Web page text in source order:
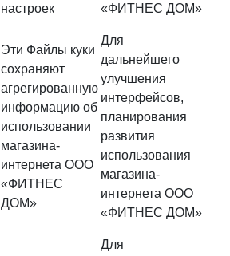
настроек
«ФИТНЕС ДОМ»
Эти Файлы куки
сохраняют
агрегированную
информацию об
использовании
магазина-
интернета ООО
«ФИТНЕС
ДОМ»
Для
дальнейшего
улучшения
интерфейсов,
планирования
развития
использования
магазина-
интернета ООО
«ФИТНЕС ДОМ»
Для